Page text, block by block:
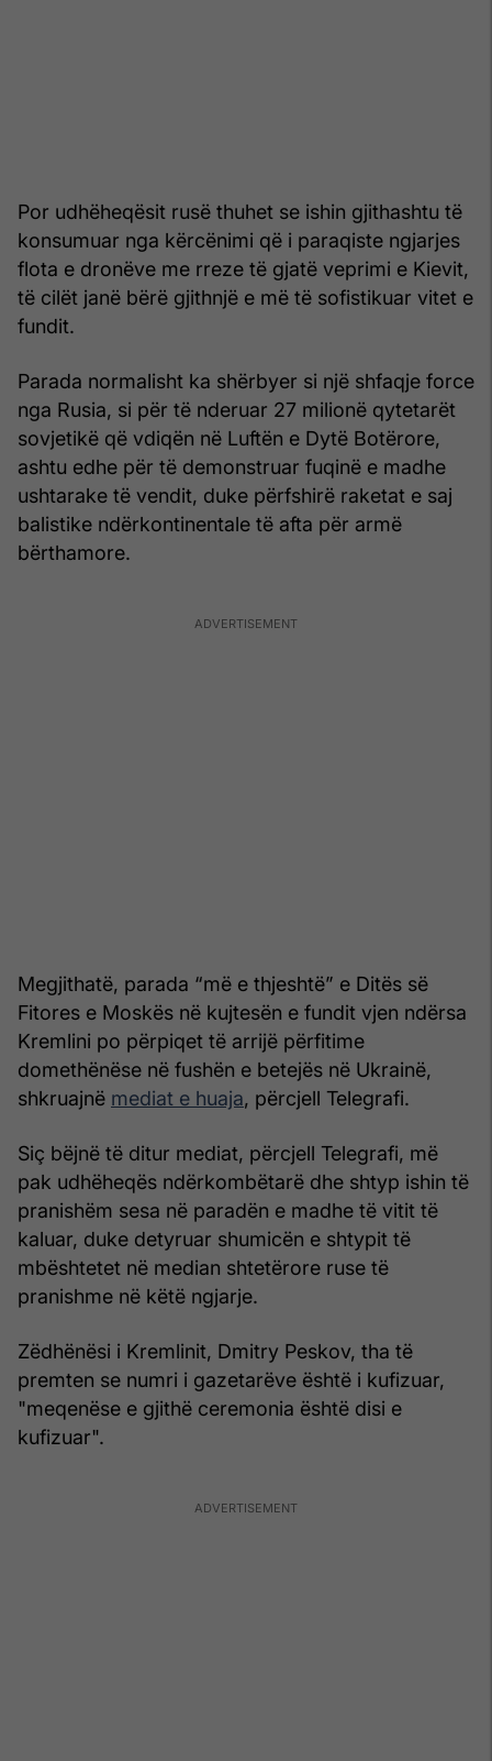
Por udhëheqësit rusë thuhet se ishin gjithashtu të
konsumuar nga kërcënimi që i paraqiste ngjarjes
flota e dronëve me rreze të gjatë veprimi e Kievit,
të cilët janë bërë gjithnjë e më të sofistikuar vitet e
fundit.
Parada normalisht ka shërbyer si një shfaqje force
nga Rusia, si për të nderuar 27 milionë qytetarët
sovjetikë që vdiqën në Luftën e Dytë Botërore,
ashtu edhe për të demonstruar fuqinë e madhe
ushtarake të vendit, duke përfshirë raketat e saj
balistike ndërkontinentale të afta për armë
bërthamore.
Megjithatë, parada “më e thjeshtë” e Ditës së
Fitores e Moskës në kujtesën e fundit vjen ndërsa
Kremlini po përpiqet të arrijë përfitime
domethënëse në fushën e betejës në Ukrainë,
shkruajnë mediat e huaja, përcjell Telegrafi.
Siç bëjnë të ditur mediat, përcjell Telegrafi, më
pak udhëheqës ndërkombëtarë dhe shtyp ishin të
pranishëm sesa në paradën e madhe të vitit të
kaluar, duke detyruar shumicën e shtypit të
mbështetet në median shtetërore ruse të
pranishme në këtë ngjarje.
Zëdhënësi i Kremlinit, Dmitry Peskov, tha të
premten se numri i gazetarëve është i kufizuar,
"meqenëse e gjithë ceremonia është disi e
kufizuar".